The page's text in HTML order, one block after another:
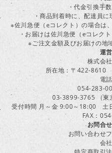
・代金引換手
・商品到着時に、配達員に
※佐川急便（eコレクト）の場合は
・お届けは佐川急便（eコレク
※ご注文金額及びお届けの地
運
株式会
所在地：〒422-8610
電
054-283-
03-3899-3765 （東
受付時間 月～金 9:00～18:00 土
FAX：
お問合
お問い合わせ
会